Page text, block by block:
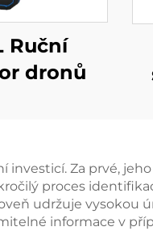
Ruční
dronů
Za prvé,
proces
udržuje vysokou
informace v